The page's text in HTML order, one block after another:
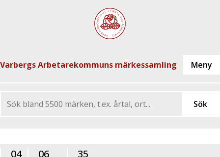
Varbergs Arbetarekommuns märkessamling
04 06 35